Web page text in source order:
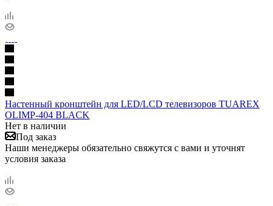
Настенный кронштейн для LED/LCD телевизоров TUAREX
OLIMP-404 BLACK
Нет в наличии
Под заказ
Наши менеджеры обязательно свяжутся с вами и уточнят
условия заказа